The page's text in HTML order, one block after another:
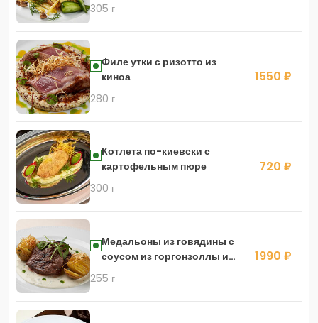
305 г
Филе утки с ризотто из
киноа
280 г
1550 ₽
Котлета по-киевски с
картофельным пюре
300 г
720 ₽
Медальоны из говядины с
соусом из горгонзоллы и
печёным картофелем
255 г
1990 ₽